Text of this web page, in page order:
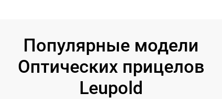
Популярные модели
Оптических прицелов
Leupold